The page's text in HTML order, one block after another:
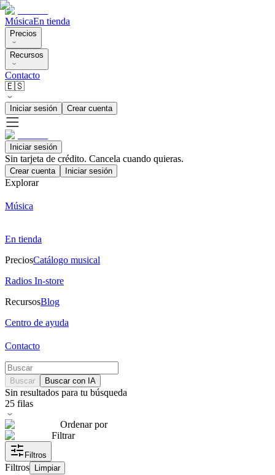
MúsicaEn tienda
Precios
Recursos
Contacto
🇪🇸
Iniciar sesión Crear cuenta
Iniciar sesión
Sin tarjeta de crédito. Cancela cuando quieras.
Crear cuenta Iniciar sesión
Explorar
Música
En tienda
PreciosCatálogo musical
Radios In-store
RecursosBlog
Centro de ayuda
Contacto
Buscar Buscar con IA
Sin resultados para tu búsqueda
25 filas
Ordenar por
Filtrar
Filtros
Filtros Limpiar